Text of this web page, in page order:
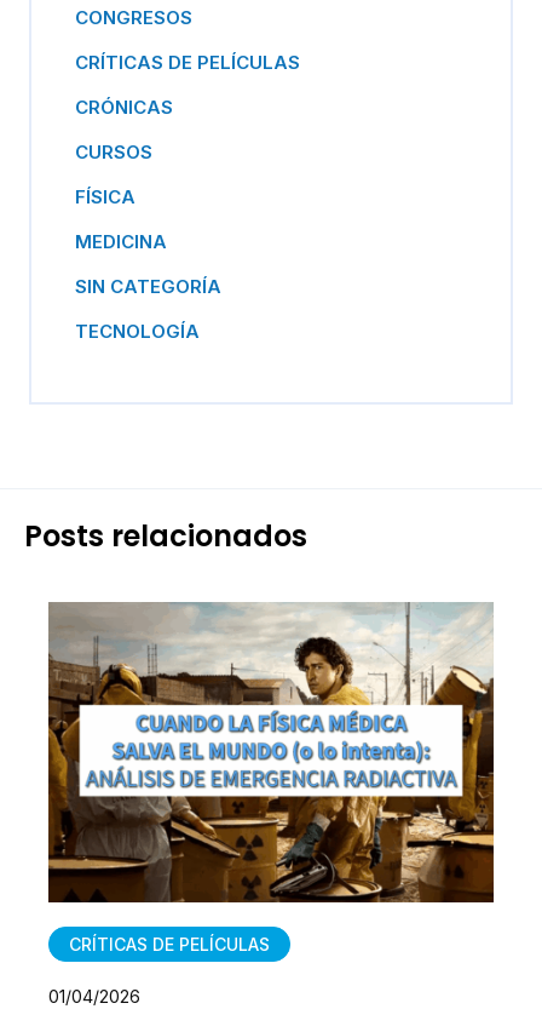
CONGRESOS
CRÍTICAS DE PELÍCULAS
CRÓNICAS
CURSOS
FÍSICA
MEDICINA
SIN CATEGORÍA
TECNOLOGÍA
Posts relacionados
CRÍTICAS DE PELÍCULAS
01/04/2026